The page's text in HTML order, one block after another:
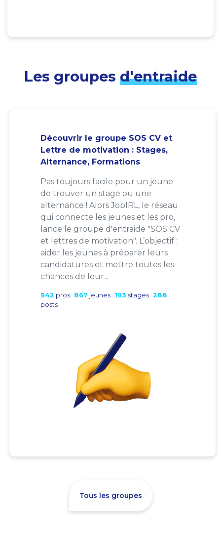
Les groupes d'entraide
Découvrir le groupe SOS CV et
Lettre de motivation : Stages,
Alternance, Formations
Pas toujours facile pour un jeune
de trouver un stage ou une
alternance ! Alors JobIRL, le réseau
qui connecte les jeunes et les pro,
lance le groupe d'entraide "SOS CV
et lettres de motivation". L’objectif :
aider les jeunes à préparer leurs
candidatures et mettre toutes les
chances de leur...
942 pros 867 jeunes 193 stages 288
posts
Tous les groupes